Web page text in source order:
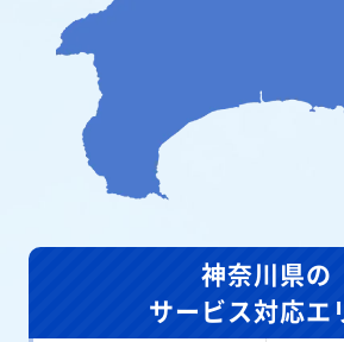
神奈川県の
サービス対応エ